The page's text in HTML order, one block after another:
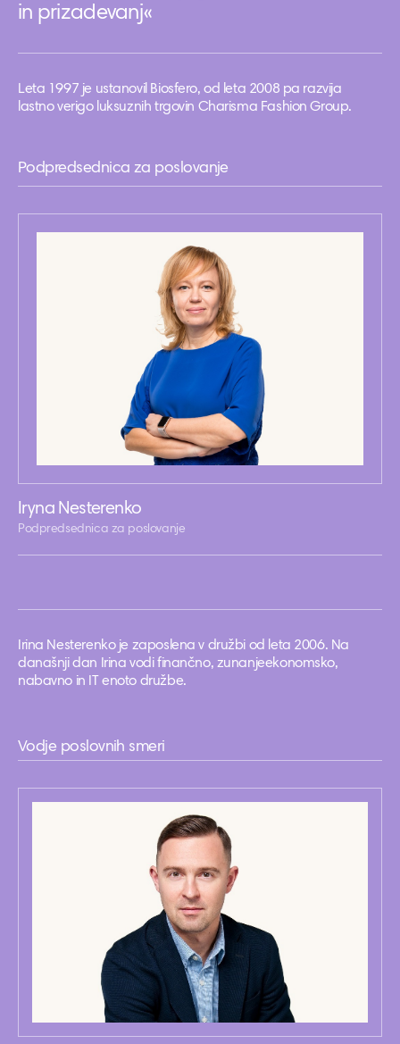
in prizadevanj«
Leta 1997 je ustanovil Biosfero, od leta 2008 pa razvija
lastno verigo luksuznih trgovin Charisma Fashion Group.
Podpredsednica za poslovanje
Iryna Nesterenko
Podpredsednica za poslovanje
Irina Nesterenko je zaposlena v družbi od leta 2006. Na
današnji dan Irina vodi finančno, zunanjeekonomsko,
nabavno in IT enoto družbe.
Vodje poslovnih smeri